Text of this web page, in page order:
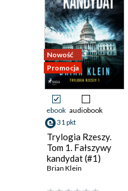
Nowość
Promocja
ebook audiobook
31 pkt
Trylogia Rzeszy.
Tom 1. Fałszywy
kandydat (#1)
Brian Klein